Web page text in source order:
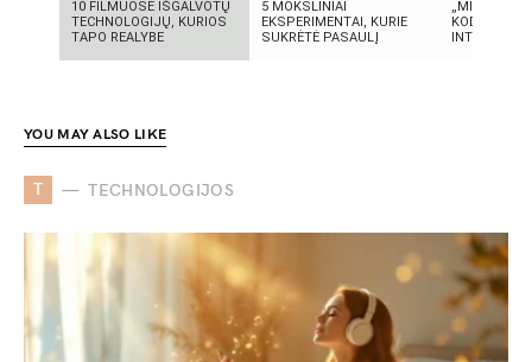
10 FILMUOSE IŠGALVOTŲ
TECHNOLOGIJŲ, KURIOS
TAPO REALYBE
5 MOKSLINIAI
EKSPERIMENTAI, KURIE
SUKRĖTĖ PASAULĮ
„MIRĘS
KODĖL
INTERNETO
YOU MAY ALSO LIKE
T TECHNOLOGIJOS